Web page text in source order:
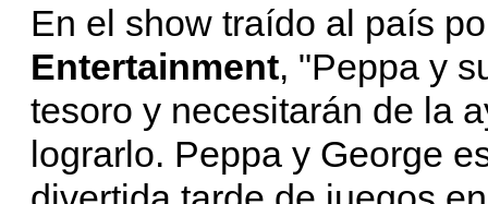
En el show traído al país
Entertainment, "Peppa y
tesoro y necesitarán de la
lograrlo. Peppa y George